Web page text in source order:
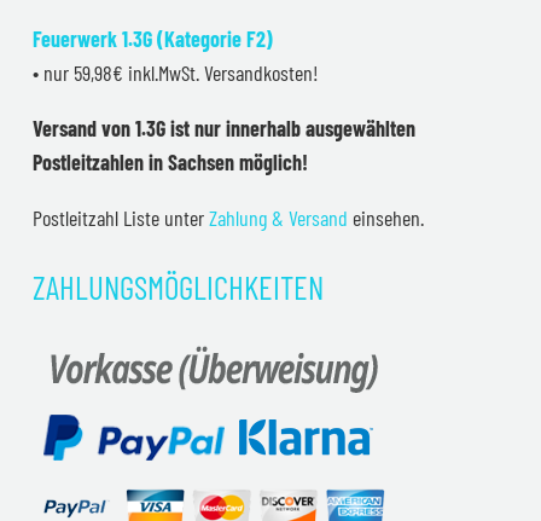
Feuerwerk 1.3G (Kategorie F2)
• nur 59,98€ inkl.MwSt. Versandkosten!
Versand von 1.3G ist nur innerhalb ausgewählten
Postleitzahlen in Sachsen möglich!
Postleitzahl Liste unterZahlung & Versand einsehen.
ZAHLUNGSMÖGLICHKEITEN